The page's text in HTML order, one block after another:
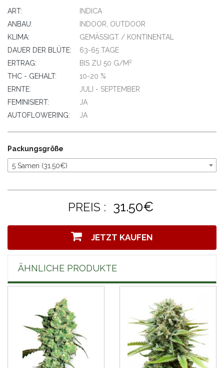
ART:
INDICA
ANBAU:
INDOOR, OUTDOOR
KLIMA:
GEMÄSSIGT / KONTINENTAL
DAUER DER BLÜTE:
63-65 TAGE
ERTRAG:
BIS ZU 50 G/M2
THC - GEHALT:
10-20 %
ERNTE:
JULI - SEPTEMBER
FEMINISIERT:
JA
AUTOFLOWERING:
JA
Packungsgröße
5 Samen (31.50€)
PREIS : 31.50€
JETZT KAUFEN
ÄHNLICHE PRODUKTE